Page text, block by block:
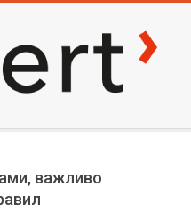
важливо